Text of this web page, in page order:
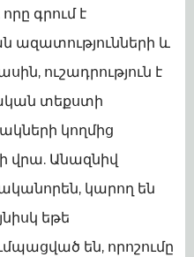
գրում է
ազատությունների և
ուշադրություն է
տեքստի
կողմից
Անազնիվ
կարող են
եթե
են, որոշումը